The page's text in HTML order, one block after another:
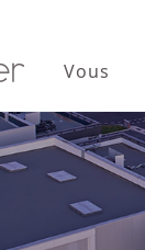
Vous